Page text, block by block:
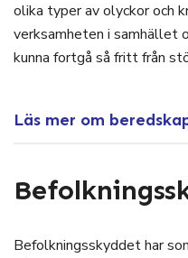
olika typer av olyckor och
verksamheten i samhället
kunna fortgå så fritt från
Läs mer om
Befolkningsskyddet har